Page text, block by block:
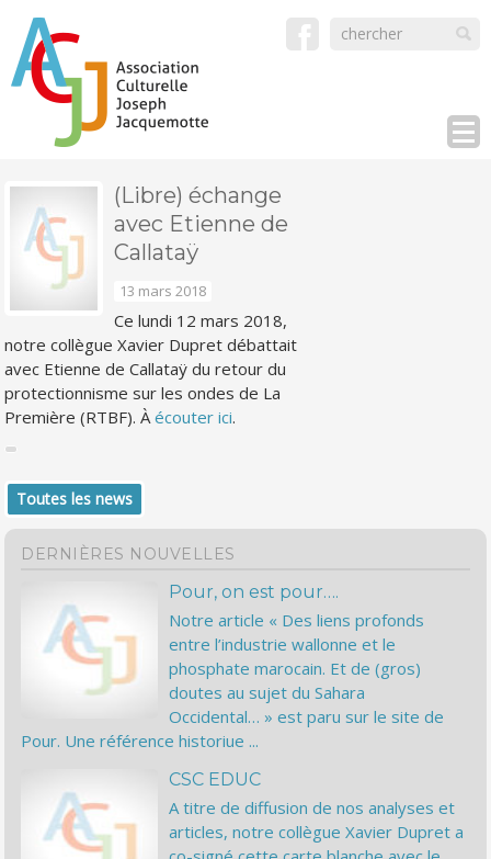
(Libre) échange
avec Etienne de
Callataÿ
13 mars 2018
Ce lundi 12 mars 2018,
notre collègue Xavier Dupret débattait
avec Etienne de Callataÿ du retour du
protectionnisme sur les ondes de La
Première (RTBF). Àécouter ici.
Toutes les news
DERNIÈRES NOUVELLES
Pour, on est pour….
Notre article « Des liens profonds
entre l’industrie wallonne et le
phosphate marocain. Et de (gros)
doutes au sujet du Sahara
Occidental… » est paru sur le site de
Pour. Une référence historiue ...
CSC EDUC
A titre de diffusion de nos analyses et
articles, notre collègue Xavier Dupret a